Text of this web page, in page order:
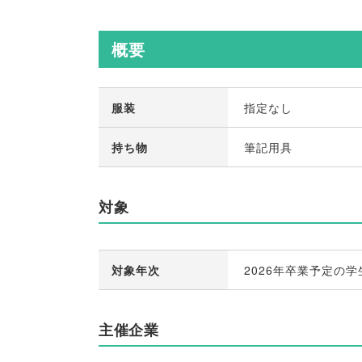
概要
服装 指定なし
持ち物 筆記用具
対象
対象年次 2026年卒業予定の学
主催企業